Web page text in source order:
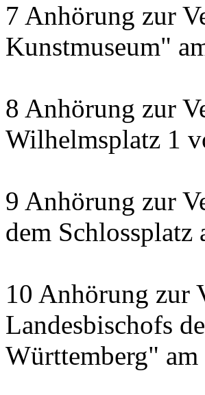
7 Anhörung zur
Kunstmuseum"
8 Anhörung zur
Wilhelmsplatz 1
9 Anhörung zur
dem Schlossplatz
10 Anhörung zur
Landesbischofs
Württemberg"